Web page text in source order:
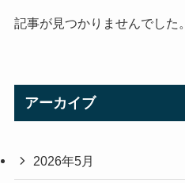
記事が見つかりませんでした。
アーカイブ
2026年5月